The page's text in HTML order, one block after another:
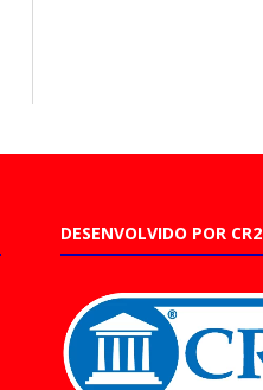
DESENVOLVIDO POR CR2